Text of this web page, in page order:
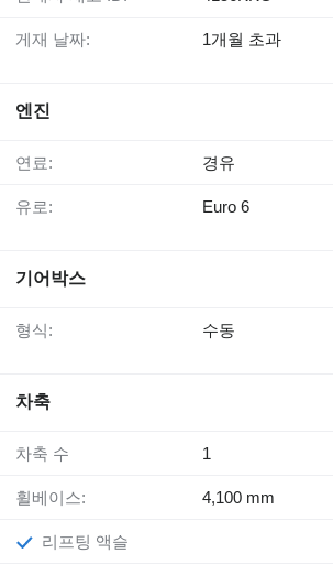
게재 날짜: 1개월 초과
엔진
연료: 경유
유로: Euro 6
기어박스
형식: 수동
차축
차축 수 1
휠베이스: 4,100 mm
리프팅 액슬